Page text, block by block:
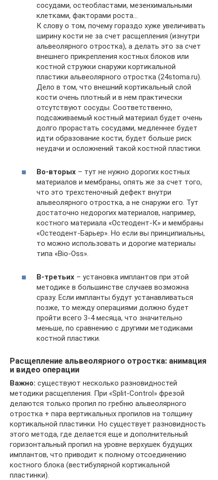
сосудами, остеобластами, мезенхимальными
клетками, факторами роста…
К слову о том, почему гораздо хуже увеличивать
ширину кости не за счет расщепления (изнутри
альвеолярного отростка), а делать это за счет
внешнего прикрепления костных блоков или
костной стружки снаружи кортикальной
пластики альвеолярного отростка (24stoma.ru).
Дело в том, что внешний кортикальный слой
кости очень плотный и в нем практически
отсутствуют сосуды. Соответственно,
подсаживаемый костный материал будет очень
долго прорастать сосудами, медленнее будет
идти образование кости, будет больше риск
неудачи и осложнений такой костной пластики.
Во-вторых – тут не нужно дорогих костных
материалов и мембраны, опять же за счет того,
что это трехстеночный дефект внутри
альвеолярного отростка, а не снаружи его. Тут
достаточно недорогих материалов, например,
костного материала «Остеодент-К» и мембраны
«Остеодент-Барьер». Но если вы принципиальны,
то можно использовать и дорогие материалы
типа «Bio-Oss».
В-третьих – установка имплантов при этой
методике в большинстве случаев возможна
сразу. Если импланты будут устанавливаться
позже, то между операциями должно будет
пройти всего 3-4 месяца, что значительно
меньше, по сравнению с другими методиками
костной пластики.
Расщепление альвеолярного отростка: анимация
и видео операции
Важно: существуют несколько разновидностей
методики расщепления. При «Split-Control» фрезой
делаются только пропил по гребню альвеолярного
отростка + пара вертикальных пропилов на толщину
кортикальной пластинки. Но существует разновидность
этого метода, где делается еще и дополнительный
горизонтальный пропил на уровне верхушек будущих
имплантов, что приводит к полному отсоединению
костного блока (вестибулярной кортикальной
пластинки).